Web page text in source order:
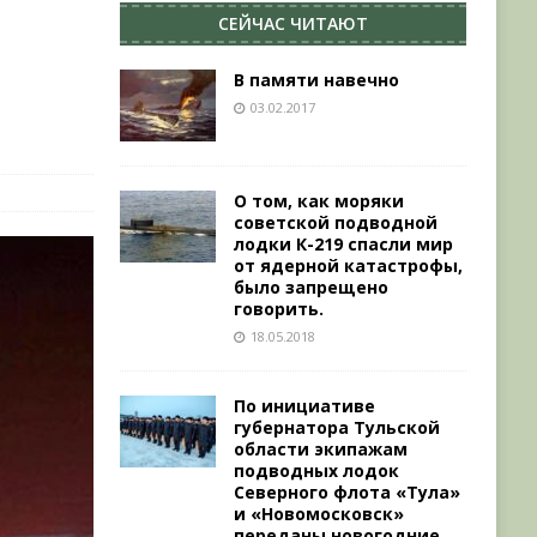
СЕЙЧАС ЧИТАЮТ
В памяти навечно
03.02.2017
О том, как моряки
советской подводной
лодки К-219 спасли мир
от ядерной катастрофы,
было запрещено
говорить.
18.05.2018
По инициативе
губернатора Тульской
области экипажам
подводных лодок
Северного флота «Тула»
и «Новомосковск»